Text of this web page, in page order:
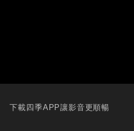
下載四季APP讓影音更順暢